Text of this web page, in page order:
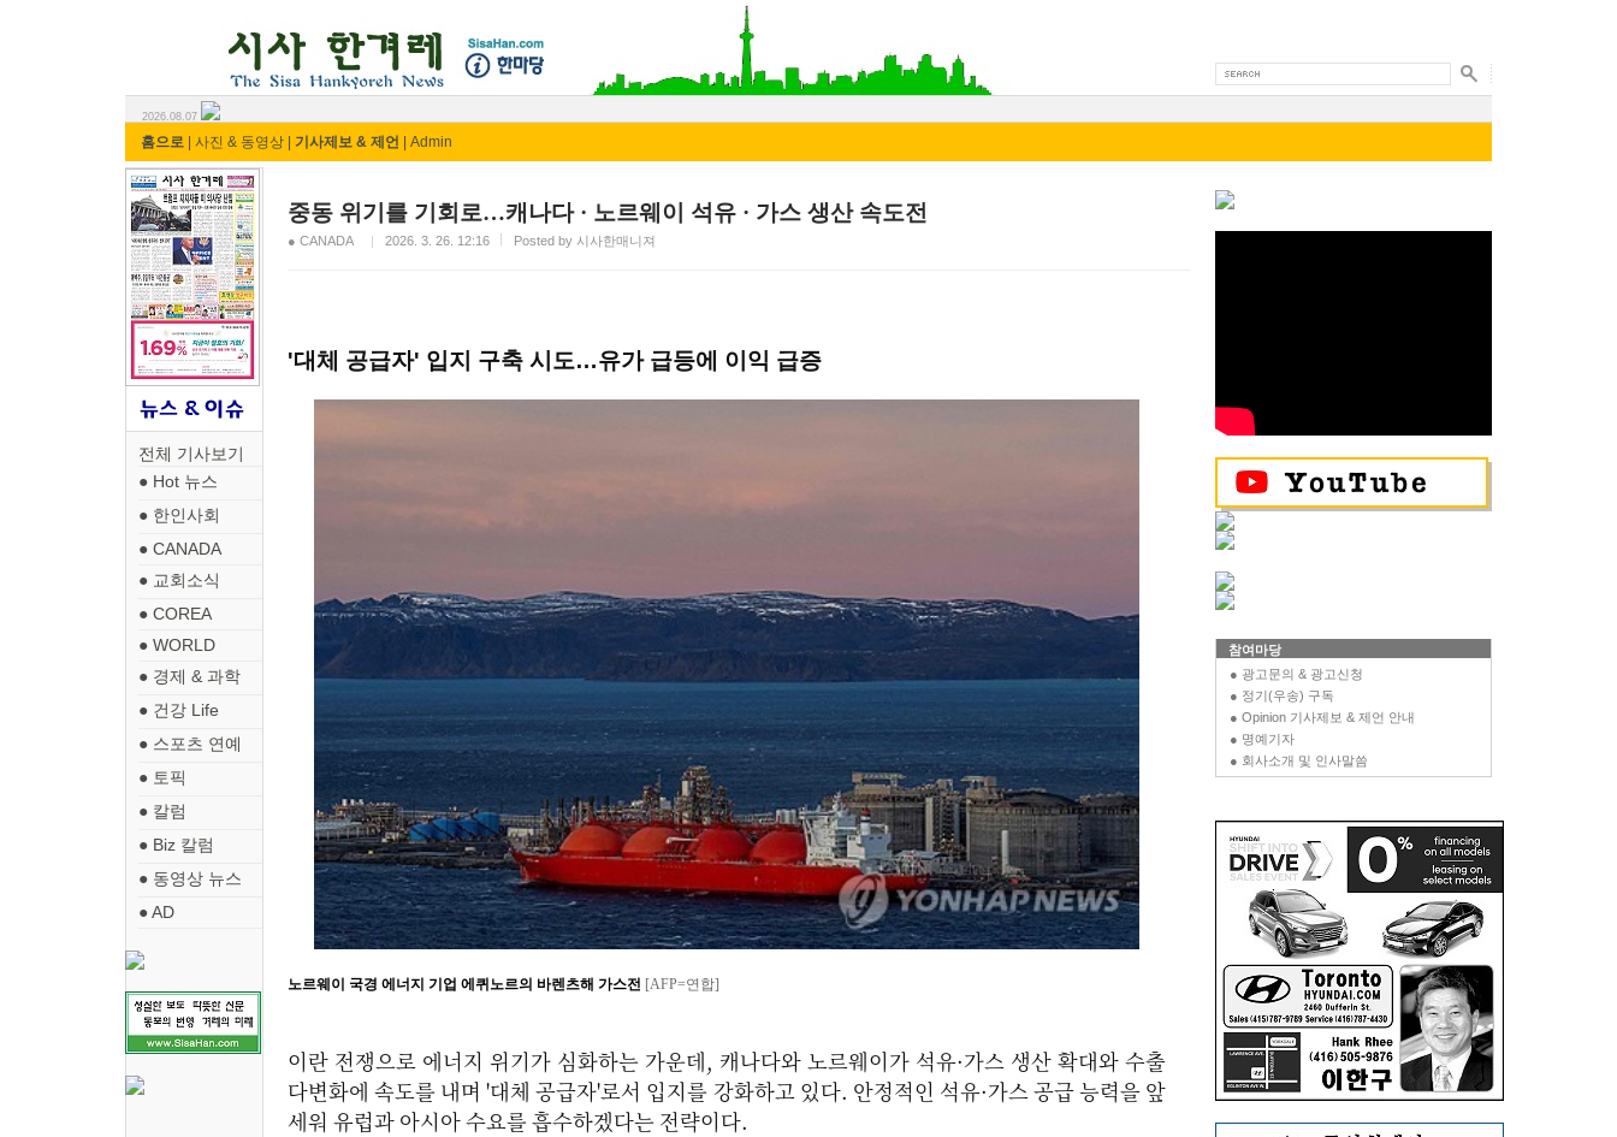
2026.08.07
홈으로 사진 & 동영상 기사제보 & 제언 Admin
전체 기사보기
● Hot 뉴스
● 한인사회
● CANADA
● 교회소식
● COREA
● WORLD
● 경제 & 과학
● 건강 Life
● 스포츠 연예
● 토픽
● 칼럼
● Biz 칼럼
● 동영상 뉴스
● AD
중동 위기를 기회로…캐나다 · 노르웨이 석유 · 가스 생산 속도전
● CANADA 2026. 3. 26. 12:16 Posted by 시사한매니져
'대체 공급자' 입지 구축 시도…유가 급등에 이익 급증
노르웨이 국경 에너지 기업 에퀴노르의 바렌츠해 가스전 [AFP=연합]
이란 전쟁으로 에너지 위기가 심화하는 가운데, 캐나다와 노르웨이가 석유·가스 생산 확대와 수출
다변화에 속도를 내며 '대체 공급자'로서 입지를 강화하고 있다. 안정적인 석유·가스 공급 능력을 앞
세워 유럽과 아시아 수요를 흡수하겠다는 전략이다.
참여마당
● 광고문의 & 광고신청
● 정기(우송) 구독
● Opinion 기사제보 & 제언 안내
● 명예기자
● 회사소개 및 인사말씀